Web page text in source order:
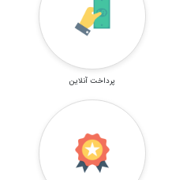
پرداخت آنلاین